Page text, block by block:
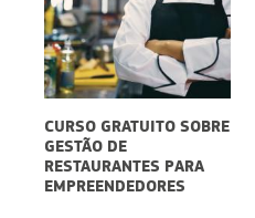
SOBRE
GOOGLE PMES: A
FERRAMENTA QUE VAI
AJUDAR NO
CRESCIMENTO DO SEU